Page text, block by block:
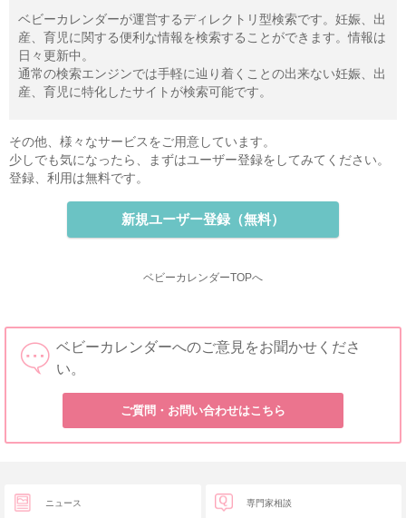
ベビーカレンダーが運営するディレクトリ型検索です。妊娠、出
産、育児に関する便利な情報を検索することができます。情報は
日々更新中。
通常の検索エンジンでは手軽に辿り着くことの出来ない妊娠、出
産、育児に特化したサイトが検索可能です。
その他、様々なサービスをご用意しています。
少しでも気になったら、まずはユーザー登録をしてみてください。
登録、利用は無料です。
新規ユーザー登録（無料）
ベビーカレンダーTOPへ
ベビーカレンダーへのご意見をお聞かせくださ
い。
ご質問・お問い合わせはこちら
ニュース 専門家相談